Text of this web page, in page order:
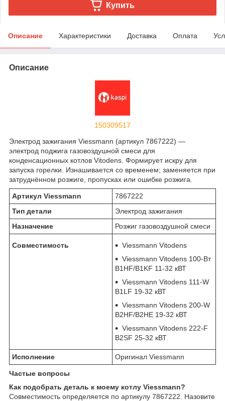
Купить
Описание Характеристики Доставка Оплата
Описание
150309517
Электрод зажигания Viessmann (артикул 7867222) —
электрод поджига газовоздушной смеси для
конденсационных котлов Vitodens. Формирует искру для
запуска горелки. Изнашивается со временем; заменяется при
затруднённом розжиге, пропусках или ошибке розжига.
Артикул Viessmann
7867222
Тип детали
Электрод зажигания
Назначение
Розжиг газовоздушной смеси
Совместимость
Viessmann Vitodens
Viessmann Vitodens 100-Вт
B1HF/B1KF 11-32 кВТ
Viessmann Vitodens 111-W
B1LF 19-32 кВТ
Viessmann Vitodens 200-W
B2HF/B2HE 19-32 кВТ
Viessmann Vitodens 222-F
B2SF 25-32 кВТ
Исполнение Оригинал Viessmann
Частые вопросы
Как подобрать деталь к моему котлу Viessmann?
Совместимость определяется по артикулу 7867222. Назовите